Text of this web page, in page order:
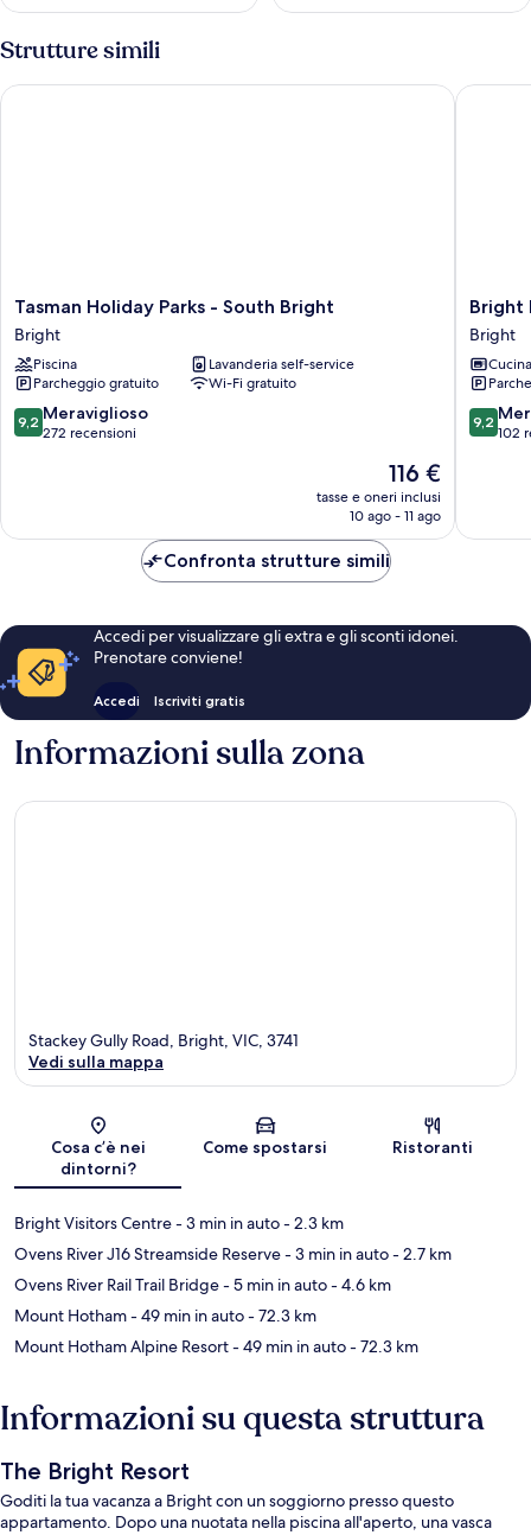
Strutture simili
Tasman
Holiday
Parks
-
South
Bright
Bright
Tasman Holiday Parks - South Bright
Bright
Piscina
Lavanderia self-service
Parcheggio gratuito
Wi-Fi gratuito
9.2
su
9,2 Meraviglioso
272 recensioni
Il
prezzo
attuale
116 €
116 €
tasse e oneri inclusi
10 ago - 11 ago
Tasman Holiday Parks - South Bright
Bright
Holiday
Park
Bright
Bright
Bright
Cucina
9.2
su
9,2
102
Bright
Confronta strutture simili
Accedi per visualizzare gli extra e gli sconti idonei.
Prenotare conviene!
Accedi Iscriviti gratis
Informazioni sulla zona
Mappa
Stackey Gully Road, Bright, VIC, 3741
Vedi sulla mappa
Cosa c’è nei
dintorni?
Come spostarsi Ristoranti
Bright Visitors Centre- 3 min in auto- 2.3 km
Ovens River J16 Streamside Reserve- 3 min in auto- 2.7 km
Ovens River Rail Trail Bridge- 5 min in auto- 4.6 km
Mount Hotham- 49 min in auto- 72.3 km
Mount Hotham Alpine Resort- 49 min in auto- 72.3 km
Informazioni su questa struttura
The Bright Resort
Goditi la tua vacanza a Bright con un soggiorno presso questo
appartamento. Dopo una nuotata nella piscina all'aperto, una vasca